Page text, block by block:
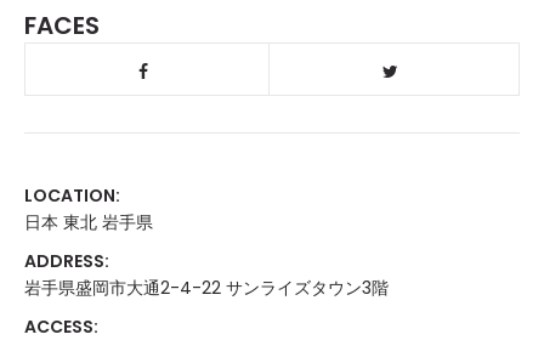
FACES
LOCATION:
日本 東北 岩手県
ADDRESS:
岩手県盛岡市大通2-4-22 サンライズタウン3階
ACCESS: